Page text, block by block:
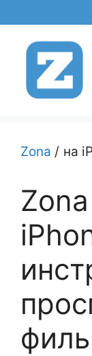
к
содержимому
Zona / на